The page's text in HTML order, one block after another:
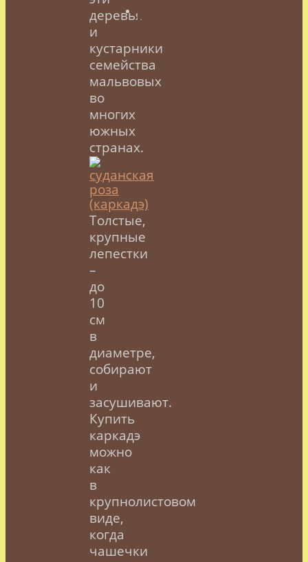
деревья
и
кустарники
семейства
мальвовых
во
многих
южных
странах.
Толстые,
крупные
лепестки
–
до
10
см
в
диаметре,
собирают
и
засушивают.
Купить
каркадэ
можно
как
в
крупнолистовом
виде,
когда
чашечки